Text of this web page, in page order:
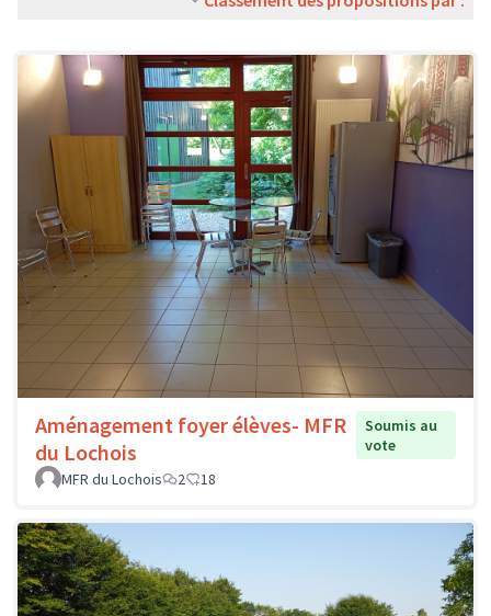
Aménagement foyer élèves- MFR
du Lochois
Soumis au
vote
MFR du Lochois
2 18